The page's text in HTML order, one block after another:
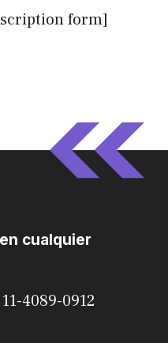
form]
cualquier
4089-0912